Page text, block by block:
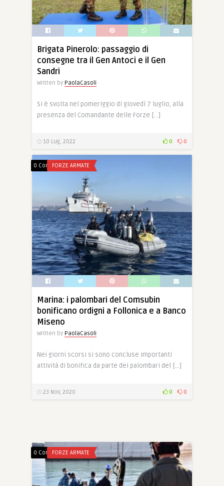
Brigata Pinerolo: passaggio di
consegne tra il Gen Antoci e il Gen
Sandri
Written by PaolaCasoli
Si è svolta nel pomeriggio di giovedì 7 luglio, alla
presenza del Comandante delle Forze […]
10 Lug, 2022 0 0
0 CommentsFORZE ARMATE
Marina: i palombari del Comsubin
bonificano ordigni a Follonica e a Banco
Miseno
Written by PaolaCasoli
Nei giorni scorsi si sono concluse importanti
attività di bonifica da parte dei palombari del […]
23 Nov, 2020 0 0
0 CommentsFORZE ARMATE